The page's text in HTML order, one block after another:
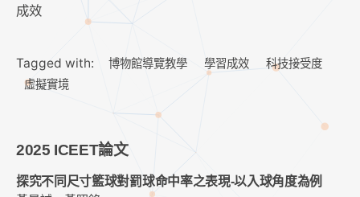
成效
Tagged with: 博物館導覽教學 學習成效
科技接受度
虛擬實境
2025 ICEET論文
探究不同尺寸籃球對罰球命中率之表現-以入球角度為例